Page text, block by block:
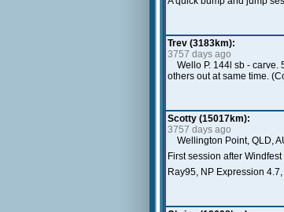
Trev (3183km):
3757 days ago
Wello P. 144l sb - carve.
others out at same time.
Scotty (15017km):
3757 days ago
Wellington Point, QLD,
First session after
Ray95, NP Expression